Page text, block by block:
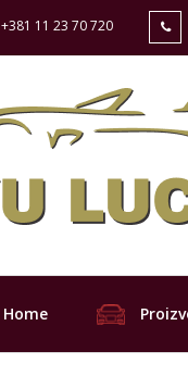
+381 11 23 70 720
Home